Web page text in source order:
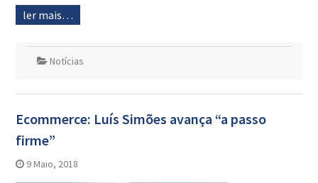
ler mais…
Notícias
Ecommerce: Luís Simões avança “a passo
firme”
9 Maio, 2018